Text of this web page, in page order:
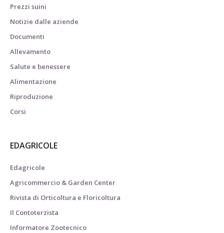
Prezzi suini
Notizie dalle aziende
Documenti
Allevamento
Salute e benessere
Alimentazione
Riproduzione
Corsi
EDAGRICOLE
Edagricole
Agricommercio & Garden Center
Rivista di Orticoltura e Floricoltura
Il Contoterzista
Informatore Zootecnico